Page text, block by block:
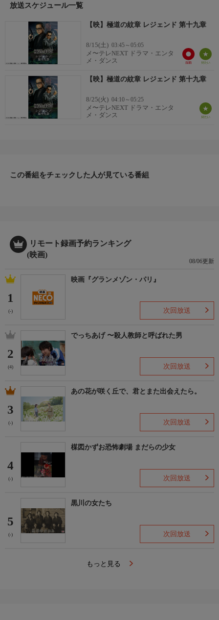
放送スケジュール一覧
【映】極道の紋章 レジェンド 第十九章
8/15(土) 03:45～05:05
メ〜テレNEXT ドラマ・エンタ
メ・ダンス
【映】極道の紋章 レジェンド 第十九章
8/25(火) 04:10～05:25
メ〜テレNEXT ドラマ・エンタ
メ・ダンス
この番組をチェックした人が見ている番組
リモート録画予約ランキング
(映画)
08/06更新
1
(-)
映画『グランメゾン・パリ』
次回放送
2
(4)
でっちあげ 〜殺人教師と呼ばれた男
次回放送
3
(-)
あの花が咲く丘で、君とまた出会えたら。
次回放送
4
(-)
楳図かずお恐怖劇場 まだらの少女
次回放送
5
(-)
黒川の女たち
次回放送
もっと見る